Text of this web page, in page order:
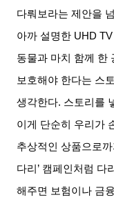
다뤄보라는 제안을
아까 설명한 UHD TV
동물과 마치 함께 한
보호해야 한다는 스
생각한다. 스토리를
이게 단순히 우리가
추상적인 상품으로
다리 ’ 캠페인처럼 다
해주면 보험이나 금